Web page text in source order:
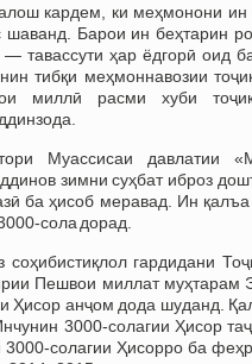
кардем, ки меҳмонони ин
шаванд. Барои ин беҳтарин
— тавассути ҳар ёдгорӣ оид
тибқи меҳмоннавозии
миллӣ расми хуби
Муассисаи давлатии
зимни суҳбат иброз
ба ҳисоб меравад. Ин
сола дорад.
соҳибистиқлол гардидани
Пешвои миллат муҳтарам
Ҳисор анҷом дода шуданд.
3000-солагии Ҳисор
солагии Ҳисорро ба